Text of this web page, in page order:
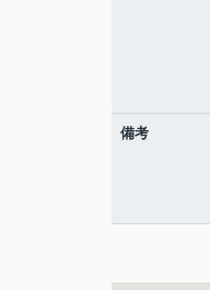
備考